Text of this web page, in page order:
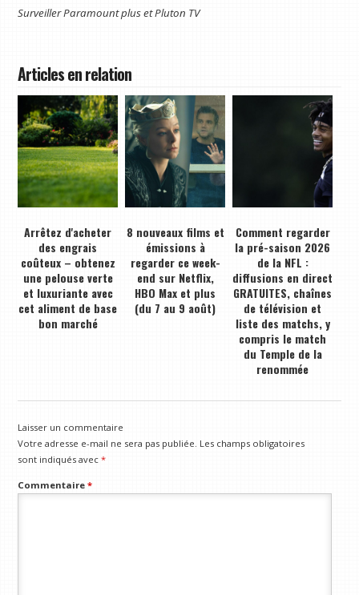
SurveillerParamount plusetPluton TV
Articles en relation
Arrêtez d'acheter
des engrais
coûteux – obtenez
une pelouse verte
et luxuriante avec
cet aliment de base
bon marché
8 nouveaux films et
émissions à
regarder ce week-
end sur Netflix,
HBO Max et plus
(du 7 au 9 août)
Comment regarder
la pré-saison 2026
de la NFL :
diffusions en direct
GRATUITES, chaînes
de télévision et
liste des matchs, y
compris le match
du Temple de la
renommée
Laisser un commentaire
Votre adresse e-mail ne sera pas publiée. Les champs obligatoires
sont indiqués avec*
Commentaire*